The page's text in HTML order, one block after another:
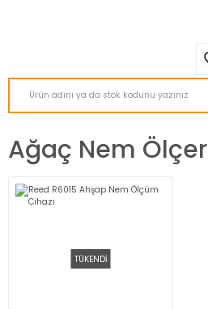
Ağaç Nem Ölçer
TÜKENDİ